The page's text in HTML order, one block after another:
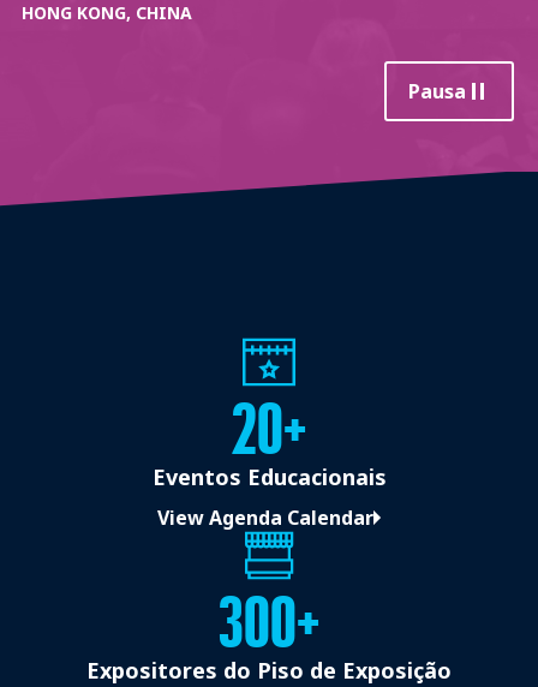
HONG KONG, CHINA
Pausa
20+
Eventos Educacionais
View Agenda Calendar
300+
Expositores do Piso de Exposição